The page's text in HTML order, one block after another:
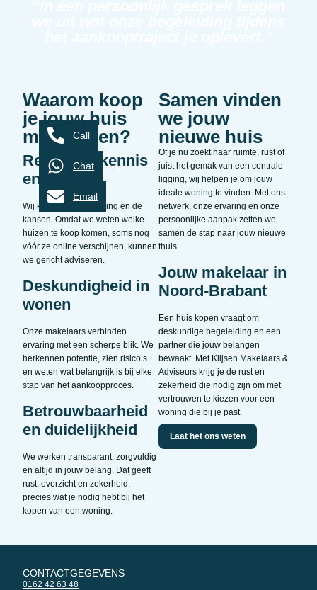
Waarom koop
je jouw huis
met Klijsen?
Regionale kennis
en inzicht
Wij kennen de omgeving en de
kansen. Omdat we weten welke
huizen te koop komen, soms nog
vóór ze online verschijnen, kunnen
we gericht adviseren.
Deskundigheid in
wonen
Onze makelaars verbinden
ervaring met een scherpe blik. We
herkennen potentie, zien risico’s
en weten wat belangrijk is bij elke
stap van het aankoopproces.
Betrouwbaarheid
en duidelijkheid
We werken transparant, zorgvuldig
en altijd in jouw belang. Dat geeft
rust, overzicht en zekerheid,
precies wat je nodig hebt bij het
kopen van een woning.
Samen vinden
we jouw
nieuwe huis
Of je nu zoekt naar ruimte, rust of
juist het gemak van een centrale
ligging, wij helpen je om jouw
ideale woning te vinden. Met ons
netwerk, onze ervaring en onze
persoonlijke aanpak zetten we
samen de stap naar jouw nieuwe
thuis.
Jouw makelaar in
Noord-Brabant
Een huis kopen vraagt om
deskundige begeleiding en een
partner die jouw belangen
bewaakt. Met Klijsen Makelaars &
Adviseurs krijg je de rust en
zekerheid die nodig zijn om met
vertrouwen te kiezen voor een
woning die bij je past.
Laat het ons weten
CONTACTGEGEVENS
0162 42 63 48
Call
Chat
Email